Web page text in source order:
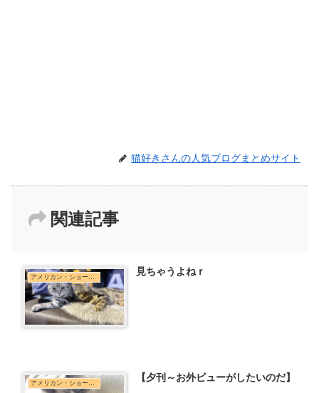
猫好きさんの人気ブログまとめサイト
関連記事
アメリカン・ショートヘア 見ちゃうよねｒ
アメリカン・ショートヘア 【夕刊～お外ビューがしたいのだ】